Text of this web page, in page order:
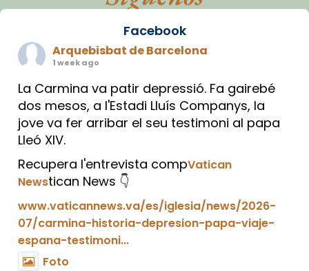
Facebook
Arquebisbat de Barcelona
1 week ago
La Carmina va patir depressió. Fa gairebé
dos mesos, a l'Estadi Lluís Companys, la
jove va fer arribar el seu testimoni al papa
Lleó XIV.
Recupera l'entrevista compVatican
Newstican News 👇
www.vaticannews.va/es/iglesia/news/2026-
07/carmina-historia-depresion-papa-viaje-
espana-testimoni...
Foto